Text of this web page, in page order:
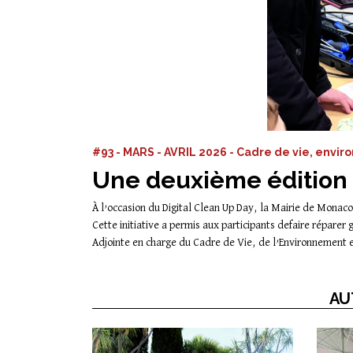
#93 - MARS - AVRIL 2026 - Cadre de vie,
Une deuxième
À l’occasion du Digital Clean Up Day, la Mairie de
Cette initiative a permis aux participants defaire
Adjointe en charge du Cadre de Vie, de